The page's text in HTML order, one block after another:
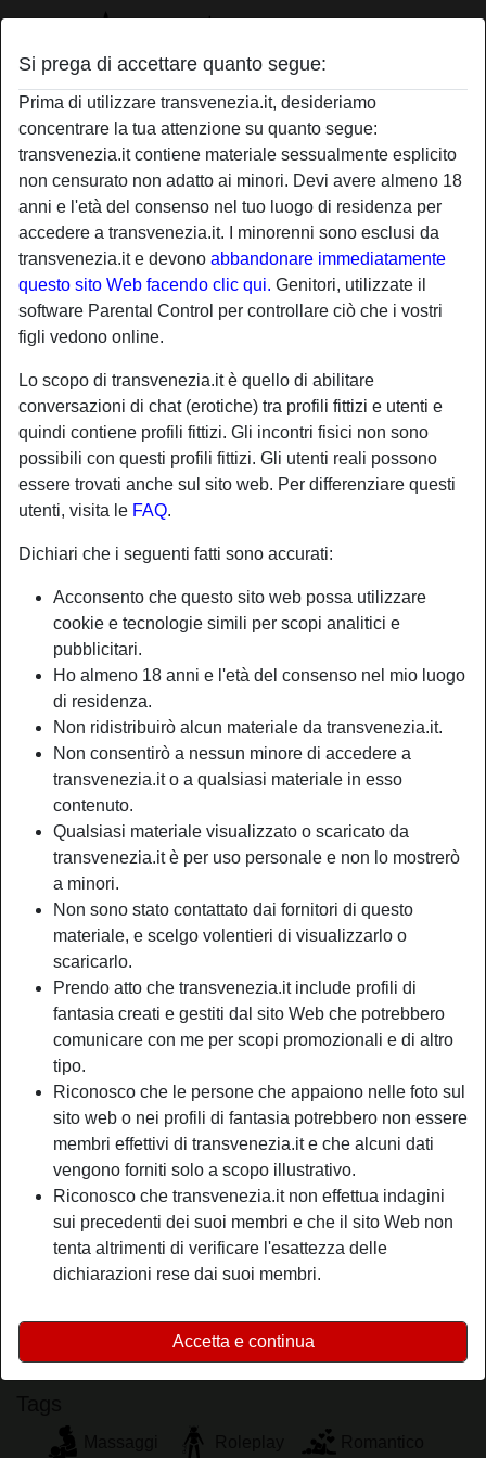
Si prega di accettare quanto segue:
Prima di utilizzare transvenezia.it, desideriamo
concentrare la tua attenzione su quanto segue:
transvenezia.it contiene materiale sessualmente esplicito
non censurato non adatto ai minori. Devi avere almeno 18
anni e l'età del consenso nel tuo luogo di residenza per
accedere a transvenezia.it. I minorenni sono esclusi da
transvenezia.it e devono abbandonare immediatamente
questo sito Web facendo clic qui. Genitori, utilizzate il
software Parental Control per controllare ciò che i vostri
figli vedono online.
Lo scopo di transvenezia.it è quello di abilitare
conversazioni di chat (erotiche) tra profili fittizi e utenti e
quindi contiene profili fittizi. Gli incontri fisici non sono
possibili con questi profili fittizi. Gli utenti reali possono
essere trovati anche sul sito web. Per differenziare questi
utenti, visita le FAQ.
Dichiari che i seguenti fatti sono accurati:
Acconsento che questo sito web possa utilizzare
cookie e tecnologie simili per scopi analitici e
pubblicitari.
Ho almeno 18 anni e l'età del consenso nel mio luogo
di residenza.
Non ridistribuirò alcun materiale da transvenezia.it.
Non consentirò a nessun minore di accedere a
transvenezia.it o a qualsiasi materiale in esso
contenuto.
Qualsiasi materiale visualizzato o scaricato da
transvenezia.it è per uso personale e non lo mostrerò
a minori.
Non sono stato contattato dai fornitori di questo
materiale, e scelgo volentieri di visualizzarlo o
scaricarlo.
Prendo atto che transvenezia.it include profili di
fantasia creati e gestiti dal sito Web che potrebbero
comunicare con me per scopi promozionali e di altro
tipo.
Riconosco che le persone che appaiono nelle foto sul
sito web o nei profili di fantasia potrebbero non essere
membri effettivi di transvenezia.it e che alcuni dati
vengono forniti solo a scopo illustrativo.
Riconosco che transvenezia.it non effettua indagini
sui precedenti dei suoi membri e che il sito Web non
tenta altrimenti di verificare l'esattezza delle
dichiarazioni rese dai suoi membri.
Accetta e continua
Profilo di tonialadepravata
star Aggiungi chat Chatta adesso
Nickname:
Età:
33
Provincia:
Venezia
Sesso:
Shemale
Sessualità:
Relazione:
Single
Colore dei capelli:
Bionde
Colore degli occhi:
Castani
Fumatrice:
Descrizione
Sono sempre stata una ragazza curiosa, e per questo ho
esplorato quasi tutte le varianti sessuali possibili e
immaginabili. Ma penso di non aver fatto tutto e quindi sto
cercando un uomo che riaccenda le mie fantasie.
Uomo, Etero, Bisessuale